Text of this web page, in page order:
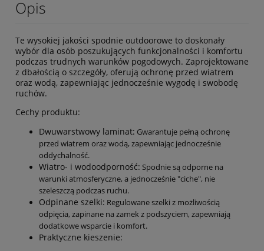
Opis
Te wysokiej jakości spodnie outdoorowe to doskonały
wybór dla osób poszukujących funkcjonalności i komfortu
podczas trudnych warunków pogodowych. Zaprojektowane
z dbałością o szczegóły, oferują ochronę przed wiatrem
oraz wodą, zapewniając jednocześnie wygodę i swobodę
ruchów.
Cechy produktu:
Dwuwarstwowy laminat: Gwarantuje pełną ochronę
przed wiatrem oraz wodą, zapewniając jednocześnie
oddychalność.
Wiatro- i wodoodporność: Spodnie są odporne na
warunki atmosferyczne, a jednocześnie "ciche", nie
szeleszczą podczas ruchu.
Odpinane szelki: Regulowane szelki z możliwością
odpięcia, zapinane na zamek z podszyciem, zapewniają
dodatkowe wsparcie i komfort.
Praktyczne kieszenie: